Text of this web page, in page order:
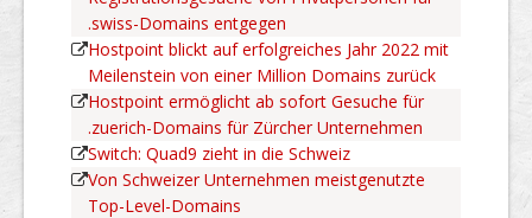
.swiss-Domains entgegen
Hostpoint blickt auf erfolgreiches Jahr 2022 mit
Meilenstein von einer Million Domains zurück
Hostpoint ermöglicht ab sofort Gesuche für
.zuerich-Domains für Zürcher Unternehmen
Switch: Quad9 zieht in die Schweiz
Von Schweizer Unternehmen meistgenutzte
Top-Level-Domains